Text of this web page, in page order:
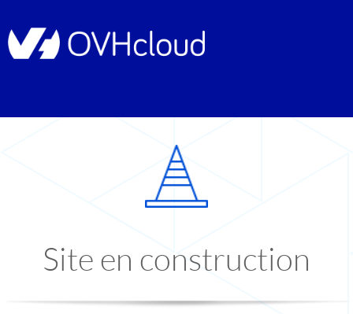
Site en construction